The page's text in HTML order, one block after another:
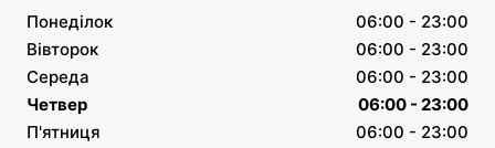
Понеділок
06:00 - 23:00
Вівторок
06:00 - 23:00
Середа
06:00 - 23:00
Четвер
06:00 - 23:00
П'ятниця
06:00 - 23:00